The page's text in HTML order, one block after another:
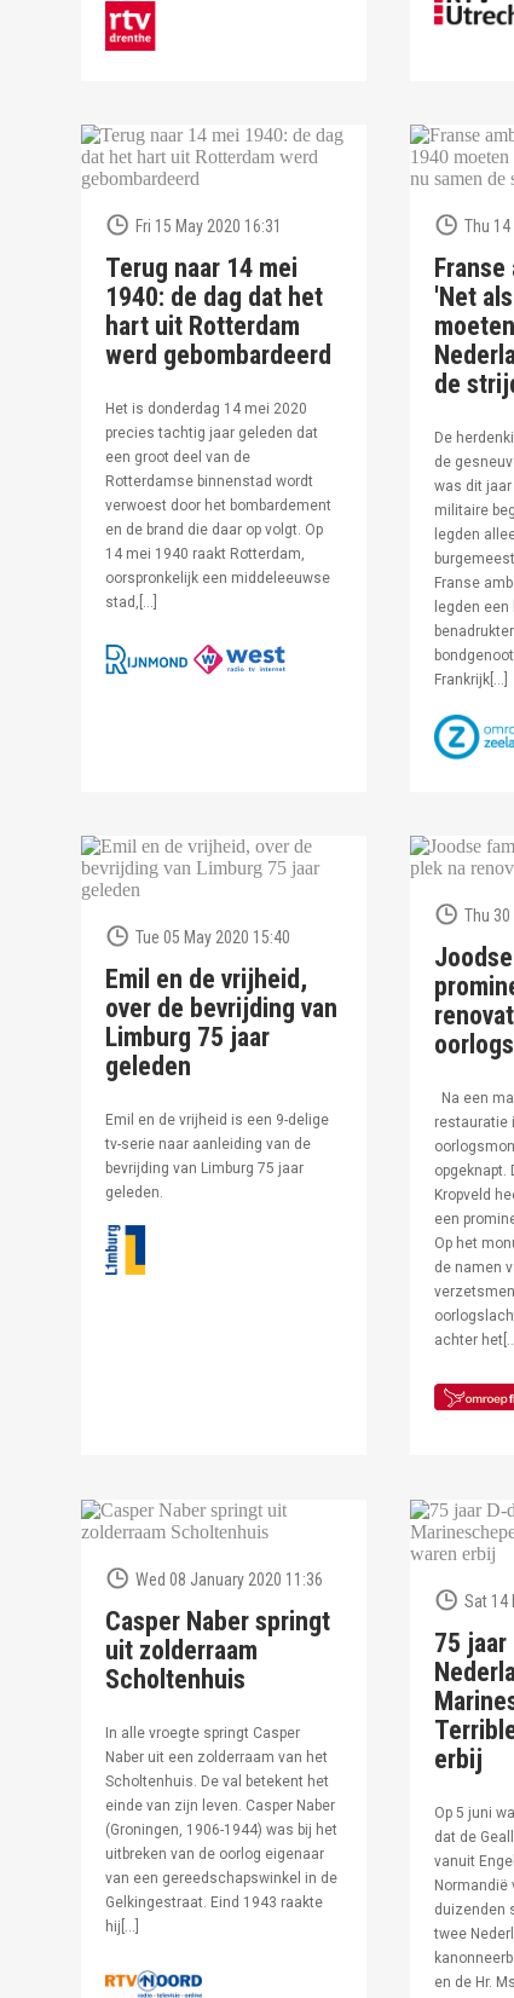
Fri 15 May 2020 16:31
Terug naar 14 mei
1940: de dag dat het
hart uit Rotterdam
werd gebombardeerd
Het is donderdag 14 mei 2020
precies tachtig jaar geleden dat
een groot deel van de
Rotterdamse binnenstad wordt
verwoest door het bombardement
en de brand die daar op volgt. Op
14 mei 1940 raakt Rotterdam,
oorspronkelijk een middeleeuwse
stad,[…]
Thu 14
Franse
'Net
de
De
de
was dit jaar
militaire
legden
Franse
legden
Frankrijk[…]
Tue 05 May 2020 15:40
Emil en de vrijheid,
over de bevrijding van
Limburg 75 jaar
geleden
Emil en de vrijheid is een 9-delige
tv-serie naar aanleiding van de
bevrijding van Limburg 75 jaar
geleden.
Thu 30
Na een
restauratie
opgeknapt.
Kropveld
een
Op het
de namen
achter
Wed 08 January 2020 11:36
Casper Naber springt
uit zolderraam
Scholtenhuis
In alle vroegte springt Casper
Naber uit een zolderraam van het
Scholtenhuis. De val betekent het
einde van zijn leven. Casper Naber
(Groningen, 1906-1944) was bij het
uitbreken van de oorlog eigenaar
van een gereedschapswinkel in de
Gelkingestraat. Eind 1943 raakte
hij[…]
Sat 14
75 jaar
erbij
Op 5 juni
dat de
vanuit
Normandië
duizenden
twee
en de Hr.